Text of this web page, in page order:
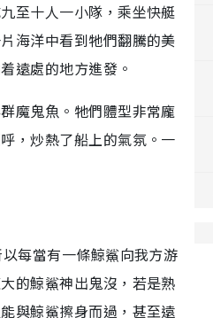
至十人一小隊，乘坐快艇
海洋中看到牠們翻騰的美
遠處的地方進發。
魔鬼魚。牠們體型非常龐
，炒熱了船上的氣氛。一
每當有一條鯨鯊向我方游
的鯨鯊神出鬼沒，若是熟
與鯨鯊擦身而過，甚至遠